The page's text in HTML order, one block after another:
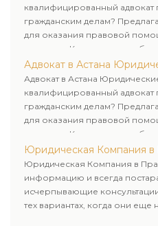
квалифицированный
гражданским делам?
для оказания правовой
клиентам. Комплексное
юридических лиц.
клиенту.
Адвокат в Астана
Адвокат в Астана
квалифицированный
гражданским делам?
для оказания правовой
клиентам. Комплексное
юридических лиц.
клиенту.
Юридическая Компания
Юридическая Компания в
информацию и всегда
исчерпывающие
тех вариантах, когда они еще
юридическими услугами